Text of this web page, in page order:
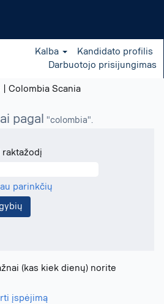
Kalba
Kandidato profilis
Darbuotojo prisijungimas
Colombia Scania(dabartinis
pagal "colombia".
raktažodį
parinkčių
(kas kiek dienų) norite
įspėjimą